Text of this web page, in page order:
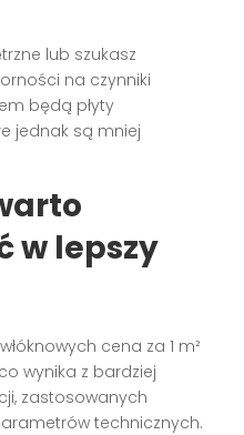
lub szukasz
na czynniki
będą płyty
jednak są mniej
w lepszy
cena za 1 m²
wynika z bardziej
zastosowanych
technicznych.